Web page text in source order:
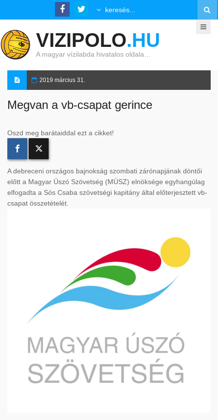
VIZIPOLO.HU
A magyar vízilabda hivatalos oldala…
2019 március 31.
Megvan a vb-csapat gerince
Oszd meg barátaiddal ezt a cikket!
A debreceni országos bajnokság szombati zárónapjának döntői
előtt a Magyar Úszó Szövetség (MÚSZ) elnöksége egyhangúlag
elfogadta a Sós Csaba szövetségi kapitány által előterjesztett vb-
csapat összetételét.